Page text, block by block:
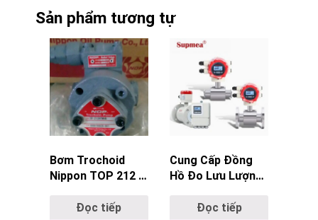
Sản phẩm tương tự
Bơm Trochoid
Nippon TOP 212 –
hành bền bỉ cho
Đọc tiếp
Cung Cấp Đồng
Hồ Đo Lưu Lượng
Supmea Food
Đọc tiếp